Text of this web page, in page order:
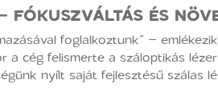
ÉS
foglalkoztunk” –
cég felismerte a száloptikás
nyílt saját fejlesztésű szálas